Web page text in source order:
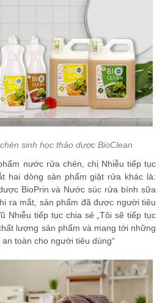
sinh học thảo dược BioClean
nước rửa chén, chị Nhiễu tiếp tục
hai dòng sản phẩm giặt rửa khác là:
BioPrin và Nước súc rửa bình sữa
ra mắt, sản phẩm đã được người tiêu
Nhiễu tiếp tục chia sẻ „Tôi sẽ tiếp tục
lượng sản phẩm và mang tới những
toàn cho người tiêu dùng“